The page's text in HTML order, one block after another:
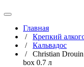
Главная
/ Крепкий
/ Кальвадос
/ Christian
box 0.7 л